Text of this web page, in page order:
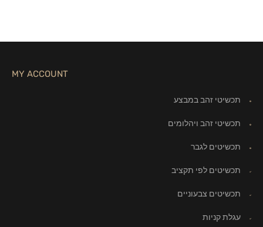
MY ACCOUNT
תכשיטי זהב במבצע
תכשיטי זהב ויהלומים
תכשיטים לגבר
תכשיטים לפי תקציב
תכשיטים צבעוניים
עגלת קניות